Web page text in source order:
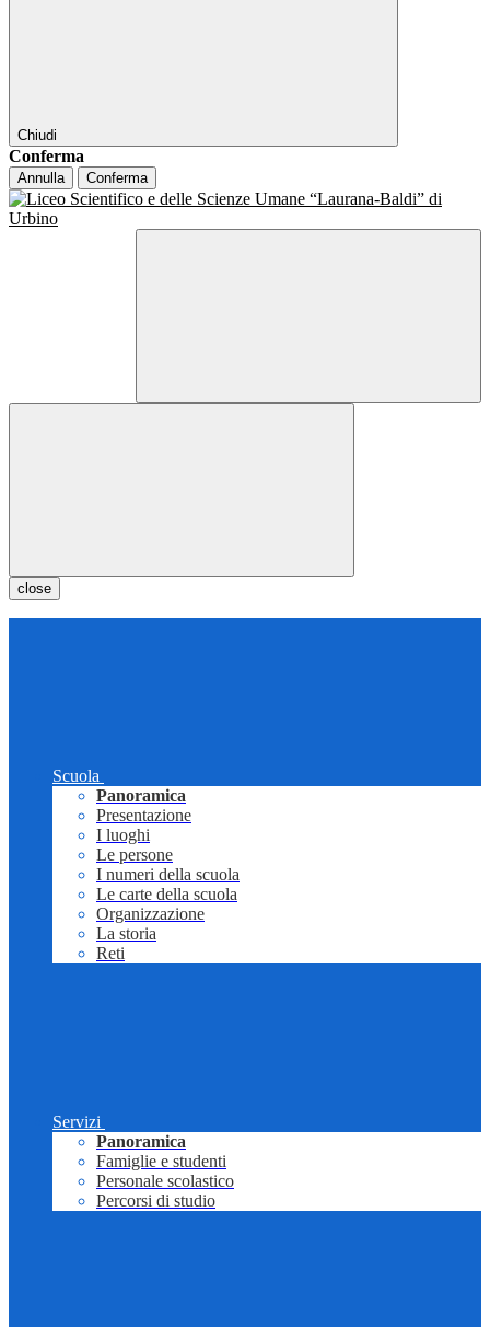
Chiudi
Conferma
Annulla Conferma
close
Scuola
Panoramica
Presentazione
I luoghi
Le persone
I numeri della scuola
Le carte della scuola
Organizzazione
La storia
Reti
Servizi
Panoramica
Famiglie e studenti
Personale scolastico
Percorsi di studio